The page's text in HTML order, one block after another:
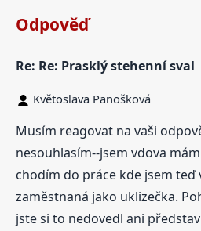
Odpověď
Re: Re: Prasklý stehenní sval
Květoslava Panošková
Musím reagovat na vaši
nesouhlasím--jsem vdova
chodím do práce kde jsem teď
zaměstnaná jako uklizečka.
jste si to nedovedl ani